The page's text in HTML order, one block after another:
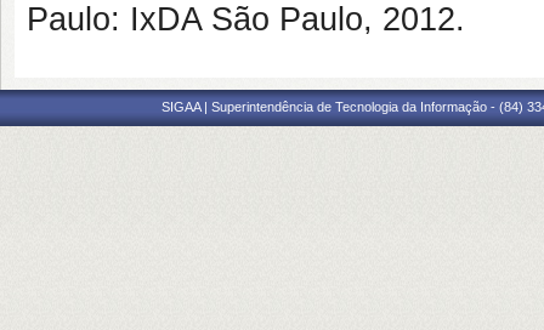
Paulo: IxDA São Paulo, 2012.
SIGAA | Superintendência de Tecnologia da Informação - (84)